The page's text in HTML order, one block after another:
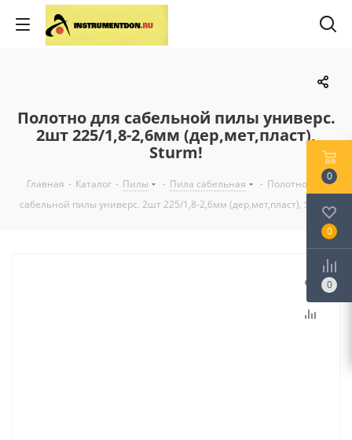
Полотно для сабельной пилы универс.
2шт 225/1,8-2,6мм (дер,мет,пласт),
Sturm!
Главная - Каталог - Пилы - Пила сабельная - Полотно для
сабельной пилы универс. 2шт 225/1,8-2,6мм (дер,мет,пласт), Sturm!
0
0
0